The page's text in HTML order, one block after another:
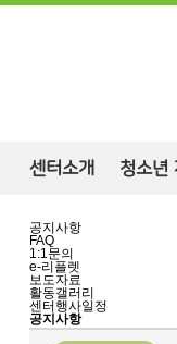
센터소개 청소년
공지사항
FAQ
1:1문의
e-리플렛
보도자료
활동갤러리
센터행사일정
공지사항